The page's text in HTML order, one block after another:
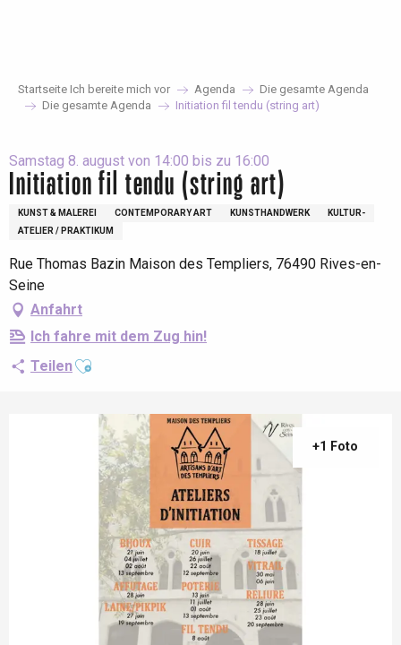
Startseite Ich bereite mich vor Agenda
Die gesamte Agenda
Die gesamte Agenda
Initiation fil tendu (string art)
Samstag 8. august von 14:00 bis zu 16:00
Initiation fil tendu (string art)
KUNST & MALEREI CONTEMPORARY ART KUNSTHANDWERK
KULTUR-
ATELIER / PRAKTIKUM
Rue Thomas Bazin Maison des Templiers, 76490 Rives-en-
Seine
Anfahrt
Ich fahre mit dem Zug hin!
TeilenAjouter aux favoris
+1 Foto